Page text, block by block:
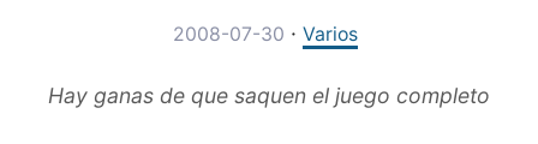
2008-07-30 · Varios
Hay ganas de que saquen el juego completo